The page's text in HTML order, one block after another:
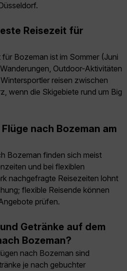
Reisezeit für
für Bozeman ist im Sommer (Juni
Outdoor-Aktivitäten
reisen zwischen
wenn die Skigebiete rund um Big
nach Bozeman am
Bozeman finden sich meist
und bei flexiblen
nachgefragte Reisezeiten lohnt
flexible Reisende können
prüfen.
Getränke auf dem
Bozeman?
nach Bozeman sind
je nach gebuchter